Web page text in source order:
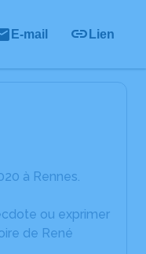
E-mail Lien
à Rennes.
ou exprimer
de René